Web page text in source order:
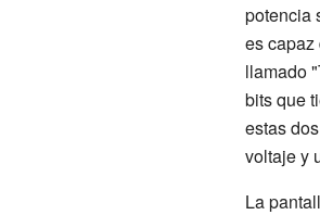
potencia
es capaz
llamado
bits que
estas
voltaje y
La